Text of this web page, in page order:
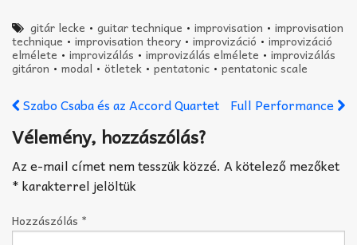
gitár lecke •guitar technique •improvisation •improvisation
technique • improvisation theory • improvizáció • improvizáció
elmélete • improvizálás • improvizálás elmélete • improvizálás
gitáron • modal • ötletek • pentatonic • pentatonic scale
Szabo Csaba és az Accord Quartet Full Performance
Vélemény, hozzászólás?
Az e-mail címet nem tesszük közzé. A kötelező mezőket
*karakterrel jelöltük
Hozzászólás *